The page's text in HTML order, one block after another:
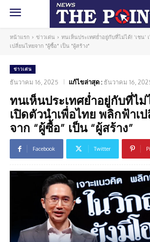
หน้าแรก ข่าวเด่น
ทนเห็นประเทศย่ำอยู่กับที่ไม่ได้! ‘เชน’
เปลี่ยนไทยจาก "ผู้ซื้อ" เป็น "ผู้สร้าง"
ข่าวเด่น
ธันวาคม 16, 2025 แก้ไขล่าสุด : ธันวาคม 16,
ทนเห็นประเทศย่ำอยู่กับที่ไม่ไ
เปิดตัวนำเพื่อไทย พลิกฟ้าเ
จาก “ผู้ซื้อ” เป็น “ผู้สร้าง”
Facebook Twitter